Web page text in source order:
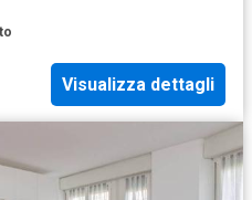
Visualizza dettagli